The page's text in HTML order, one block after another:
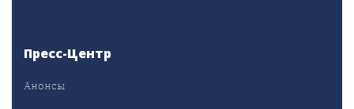
Пресс-Центр
Анонсы